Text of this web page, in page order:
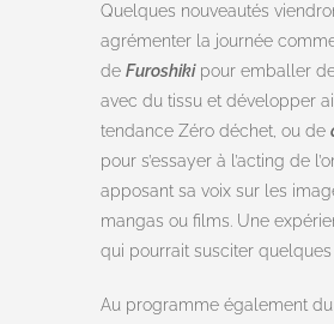
Quelques nouveautés
agrémenter la journée
de Furoshiki pour emballer
avec du tissu et développer
tendance Zéro déchet, ou de
pour s’essayer à l’acting de
apposant sa voix sur les
mangas ou films. Une
qui pourrait susciter quelques
Au programme également